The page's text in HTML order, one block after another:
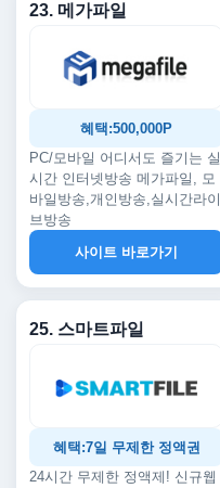
23. 메가파일
혜택:500,000P
PC/모바일 어디서도 즐기는 실
시간 인터넷방송 메가파일, 모
바일방송,개인방송,실시간라이
브방송
사이트 바로가기
25. 스마트파일
혜택:7일 무제한 정액권
24시간 무제한 정액제! 신규웹